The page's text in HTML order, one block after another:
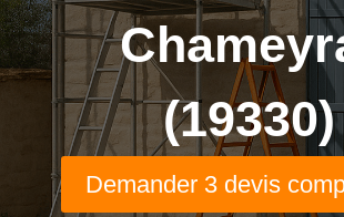
(19330)
Demander 3 devis